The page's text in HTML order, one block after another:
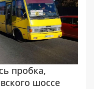
пробка,
шоссе